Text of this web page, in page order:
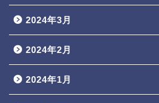
2024年3月
2024年2月
2024年1月